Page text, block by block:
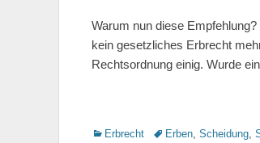
Warum nun diese
kein gesetzliches Erbrecht
Rechtsordnung einig. Wurde
Kategorien
Erbrecht TagsErben, Scheidung,